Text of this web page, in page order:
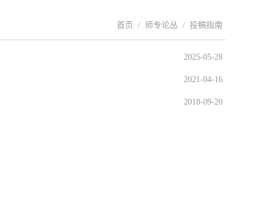
首页 / 师专论丛 / 投稿指南
2025-05-28
2021-04-16
2018-09-20